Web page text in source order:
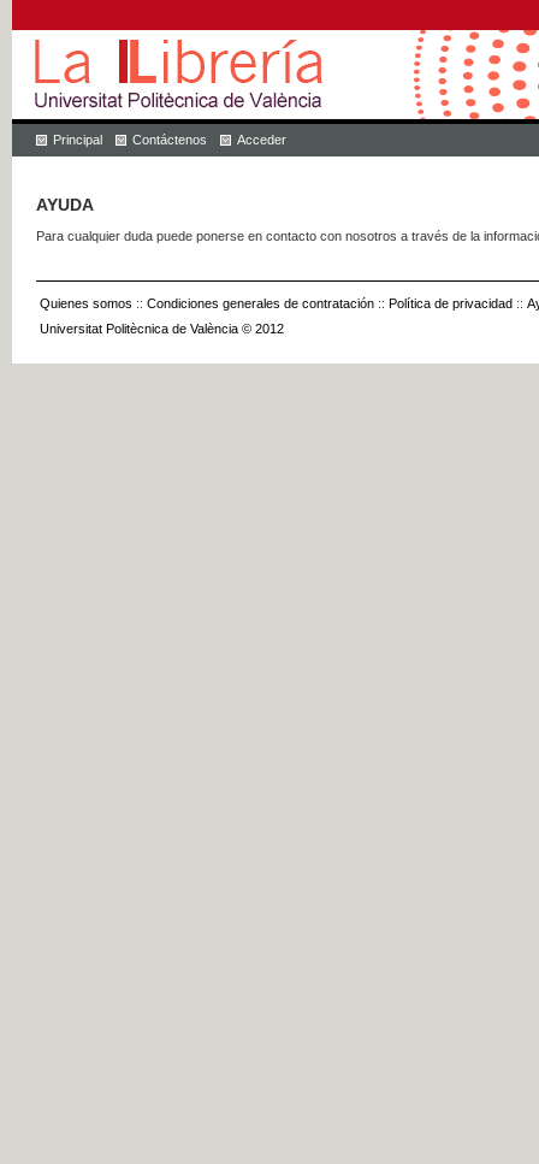
Principal Contáctenos Acceder
AYUDA
Para cualquier duda puede ponerse en contacto con nosotros a través de la
Quienes somos :: Condiciones generales de contratación :: Política de privacidad ::
Universitat Politècnica de València © 2012